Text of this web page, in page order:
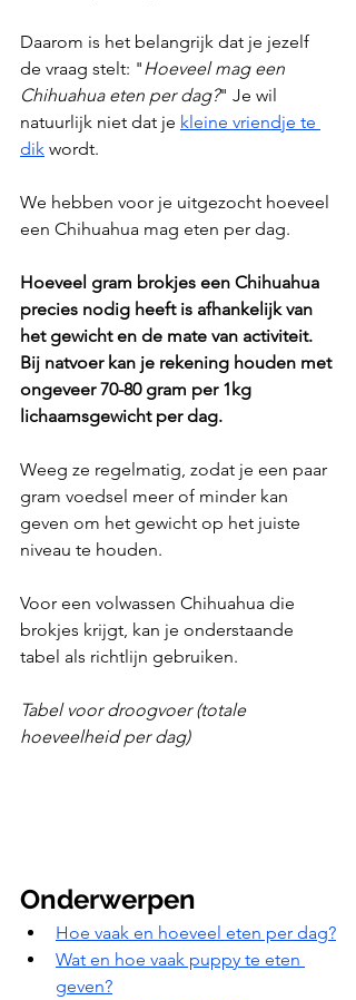
Daarom is het belangrijk dat je jezelf
de vraag stelt: "Hoeveel mag een
Chihuahua eten per dag?" Je wil
natuurlijk niet dat je kleine vriendje te
dik wordt.
We hebben voor je uitgezocht hoeveel
een Chihuahua mag eten per dag.
Hoeveel gram brokjes een Chihuahua
precies nodig heeft is afhankelijk van
het gewicht en de mate van activiteit.
Bij natvoer kan je rekening houden met
ongeveer 70-80 gram per 1kg
lichaamsgewicht per dag.
Weeg ze regelmatig, zodat je een paar
gram voedsel meer of minder kan
geven om het gewicht op het juiste
niveau te houden.
Voor een volwassen Chihuahua die
brokjes krijgt, kan je onderstaande
tabel als richtlijn gebruiken.
Tabel voor droogvoer (totale
hoeveelheid per dag)
Onderwerpen
Hoe vaak en hoeveel eten per dag?
Wat en hoe vaak puppy te eten
geven?